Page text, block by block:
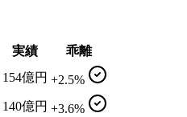
実績
乖離
154億円 +2.5%
140億円 +3.6%